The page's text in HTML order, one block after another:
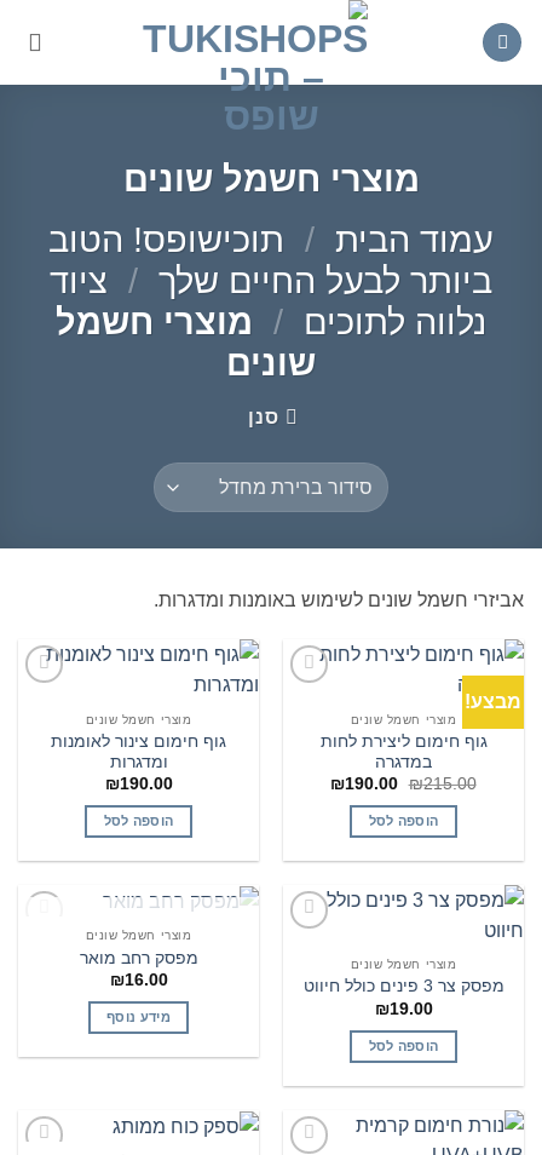
מוצרי חשמל שונים
עמוד הבית / תוכישופס! הטוב
ביותר לבעל החיים שלך / ציוד
נלווה לתוכים / מוצרי חשמל
שונים
סנן
אביזרי חשמל שונים לשימוש באומנות ומדגרות.
מבצע!
המשאלות
מוצרי חשמל שונים
גוף חימום ליצירת לחות
במדגרה
₪215.00
המחיר
היה:
₪215.00.
₪190.00
המחיר
הוספה לסל
מוצרי חשמל שונים
גוף חימום צינור לאומנות
ומדגרות
₪190.00
הוספה לסל
המשאלות
מוצרי חשמל שונים
מפסק צר 3 פינים כולל חיווט
₪19.00
הוספה לסל
המלאי אזל
מוצרי חשמל שונים
מפסק רחב מואר
₪16.00
מידע נוסף